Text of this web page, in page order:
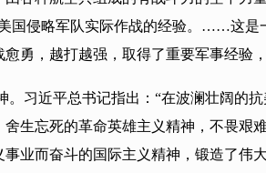
侵略军队实际作战的经验。……这是
勇，越打越强，取得了重要军事经
。习近平总书记指出：“在波澜壮阔的
生忘死的革命英雄主义精神，不畏
业而奋斗的国际主义精神，锻造了